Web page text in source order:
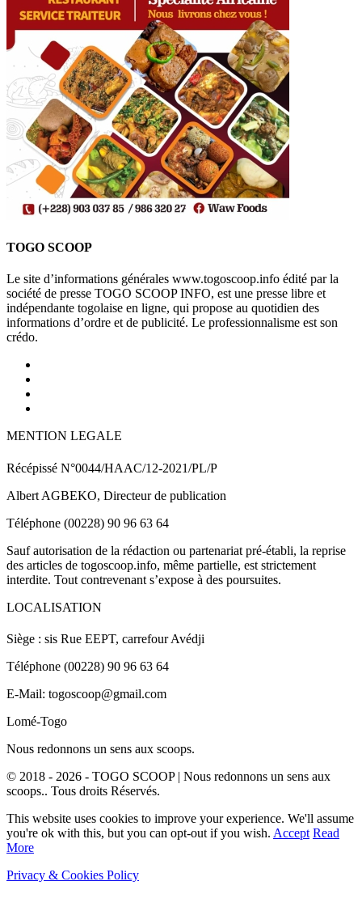
TOGO SCOOP
Le site d’informations générales www.togoscoop.info édité par la
société de presse TOGO SCOOP INFO, est une presse libre et
indépendante togolaise en ligne, qui propose au quotidien des
informations d’ordre et de publicité. Le professionnalisme est son
crédo.
MENTION LEGALE
Récépissé N°0044/HAAC/12-2021/PL/P
Albert AGBEKO, Directeur de publication
Téléphone (00228) 90 96 63 64
Sauf autorisation de la rédaction ou partenariat pré-établi, la reprise
des articles de togoscoop.info, même partielle, est strictement
interdite. Tout contrevenant s’expose à des poursuites.
LOCALISATION
Siège : sis Rue EEPT, carrefour Avédji
Téléphone (00228) 90 96 63 64
E-Mail: togoscoop@gmail.com
Lomé-Togo
Nous redonnons un sens aux scoops.
© 2018 - 2026 - TOGO SCOOP | Nous redonnons un sens aux
scoops.. Tous droits Réservés.
This website uses cookies to improve your experience. We'll assume
you're ok with this, but you can opt-out if you wish. Accept Read
More
Privacy & Cookies Policy